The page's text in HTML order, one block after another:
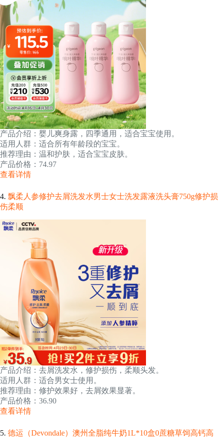
产品介绍：婴儿爽身露，四季通用，适合宝宝使用。
适用人群：适合所有年龄段的宝宝。
推荐理由：温和护肤，适合宝宝皮肤。
产品价格：74.97
查看详情
4. 飘柔人参修护去屑洗发水男士女士洗发露液洗头膏750g修护损
伤柔顺
产品介绍：去屑洗发水，修护损伤，柔顺头发。
适用人群：适合男女士使用。
推荐理由：修护效果好，去屑效果显著。
产品价格：36.90
查看详情
5. 德运（Devondale）澳州全脂纯牛奶1L*10盒0蔗糖草饲高钙高